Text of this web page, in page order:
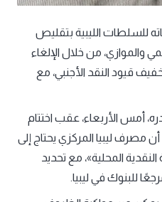
للسلطات الليبية بتقليص
من خلال الإلغاء
قيود النقد الأجنبي، مع
أمس الأربعاء، عقب اختتام
أن مصرف ليبيا المركزي يحتاج إلى
المحلية»، مع تحديد
للبنوك في ليبيا.